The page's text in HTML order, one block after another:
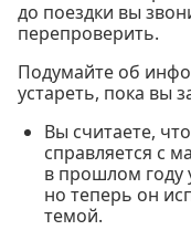
до поездки вы
перепроверить.
Подумайте об
устареть, пока вы
Вы считаете,
справляется с
в прошлом году
но теперь он
темой.